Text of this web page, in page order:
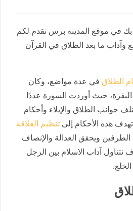
بك في موقع المدينة برس نقدم لكم
وآداب ما بعد الطلاق في القرآن
الطلاق في عدة مواضع، وكان
حيث أوردت السورة عددًا
جوانب الطلاق والإيلاء وأحكام
هذه الأحكام إلى تنظيم العلاقة
ويحقق العدالة والإنصاف
آداب الاسلام بين الرجل